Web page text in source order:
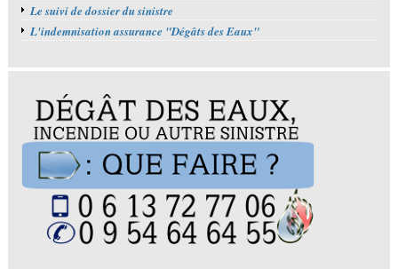
Le suivi de dossier du sinistre
L'indemnisation assurance "Dégâts des Eaux"